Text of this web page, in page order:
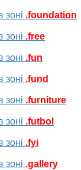
зоні .foundation
зоні .free
зоні .fun
зоні .fund
зоні .furniture
зоні .futbol
зоні .fyi
зоні .gallery